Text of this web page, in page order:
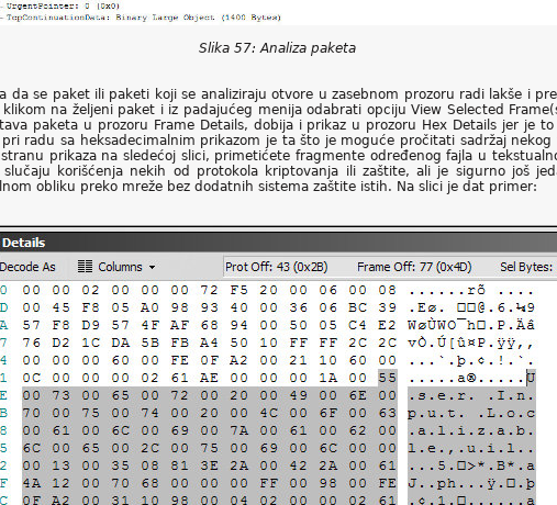
Slika 57: Analiza paketa
da se paket ili paketi koji se analiziraju otvore u zasebnom prozoru radi lakše i
na željeni paket i iz padajućeg menija odabrati opciju View Selected
paketa u prozoru Frame Details, dobija i prikaz u prozoru Hex Details jer je
radu sa heksadecimalnim prikazom je ta što je moguće pročitati sadržaj
prikaza na sledećoj slici, primetićete fragmente određenog fajla u
korišćenja nekih od protokola kriptovanja ili zaštite, ali je sigurno još
obliku preko mreže bez dodatnih sistema zaštite istih. Na slici je dat primer: